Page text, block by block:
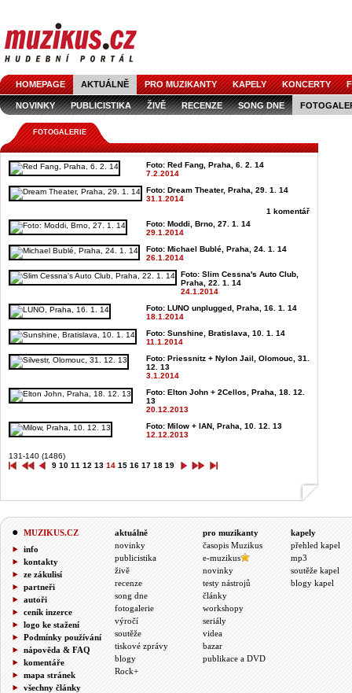
HOMEPAGE AKTUÁLNĚ PRO MUZIKANTY KAPELY KONCERTY
NOVINKY PUBLICISTIKA ŽIVĚ RECENZE SONG DNE
FOTOGALERIE
Foto: Red Fang, Praha, 6. 2. 14
7.2.2014
Foto: Dream Theater, Praha, 29. 1. 14
31.1.2014
1 komentář
Foto: Moddi, Brno, 27. 1. 14
29.1.2014
Foto: Michael Bublé, Praha, 24. 1. 14
26.1.2014
Foto: Slim Cessna's Auto Club,
Praha, 22. 1. 14
24.1.2014
Foto: LUNO unplugged, Praha, 16. 1. 14
18.1.2014
Foto: Sunshine, Bratislava, 10. 1. 14
11.1.2014
Foto: Priessnitz + Nylon Jail, Olomouc, 31.
12. 13
3.1.2014
Foto: Elton John + 2Cellos, Praha, 18. 12.
13
20.12.2013
Foto: Milow + IAN, Praha, 10. 12. 13
12.12.2013
131-140 (1486)
9 10 11 12 13 14 15 16 17 18 19
MUZIKUS.CZ
info
kontakty
ze zákulisí
partneři
autoři
ceník inzerce
logo ke stažení
Podmínky používání
nápověda & FAQ
komentáře
mapa stránek
všechny články
aktuálně
novinky
publicistika
živě
recenze
song dne
fotogalerie
výročí
soutěže
tiskové zprávy
blogy
Rock+
pro muzikanty
časopis Muzikus
e-muzikus
novinky
testy nástrojů
články
workshopy
seriály
videa
bazar
publikace a DVD
kapely
přehled kapel
mp3
soutěže kapel
blogy kapel